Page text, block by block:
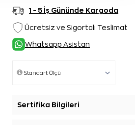
1 - 5 İş Gününde Kargoda
Ücretsiz ve Sigortalı Teslimat
Whatsapp Asistan
Sertifika Bilgileri